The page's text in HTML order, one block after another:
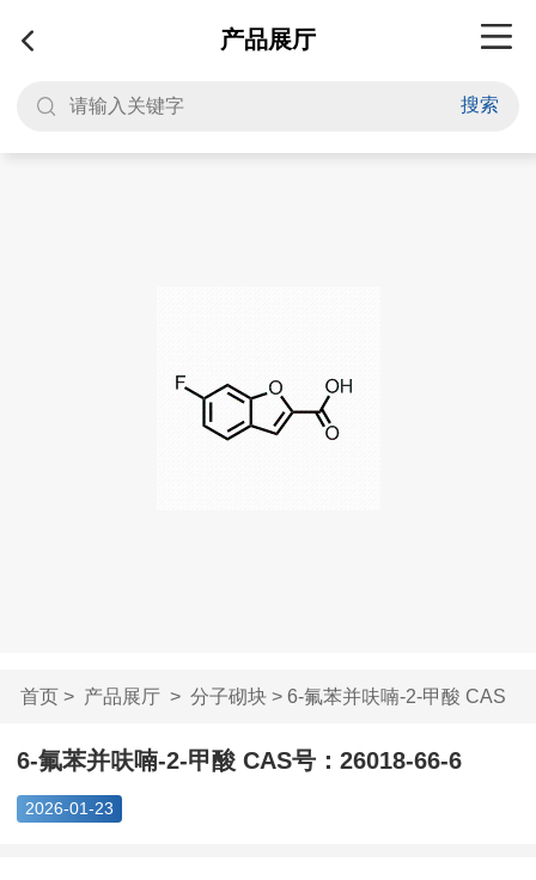
产品展厅
搜索
首页> 产品展厅> 分子砌块> 6-氟苯并呋喃-2-甲酸 CAS
号：...
6-氟苯并呋喃-2-甲酸 CAS号：26018-66-6
2026-01-23